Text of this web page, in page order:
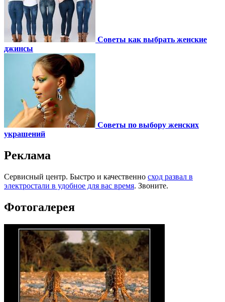
Советы как выбрать женские
джинсы
Советы по выбору женских
украшений
Реклама
Сервисный центр. Быстро и качественно сход развал в
электростали в удобное для вас время. Звоните.
Фотогалерея